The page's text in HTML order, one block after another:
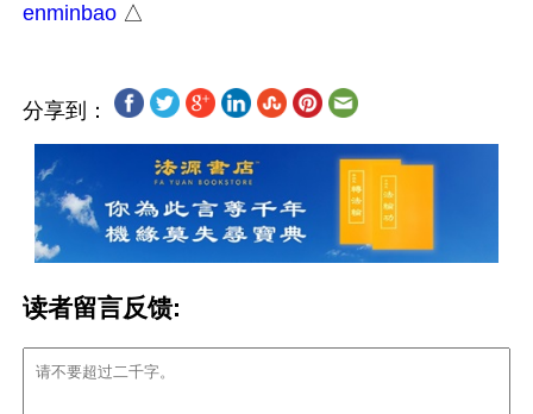
enminbao
分享到：
读者留言反馈: